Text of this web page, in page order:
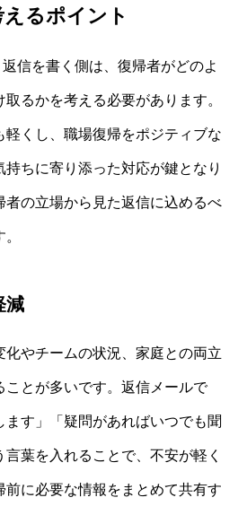
えるポイント
信を書く側は、復帰者がどのよ
るかを考える必要があります。
軽くし、職場復帰をポジティブな
ちに寄り添った対応が鍵となり
者の立場から見た返信に込めるべ
減
化やチームの状況、家庭との両立
ことが多いです。返信メールで
ます」「疑問があればいつでも聞
葉を入れることで、不安が軽く
前に必要な情報をまとめて共有す